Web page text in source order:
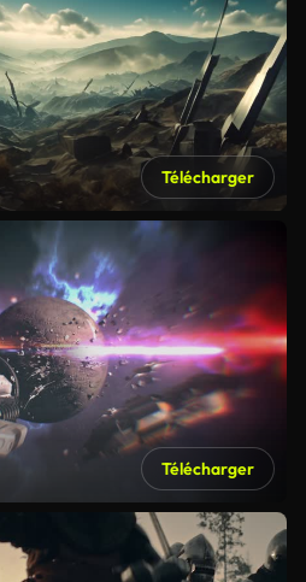
Télécharger
Télécharger